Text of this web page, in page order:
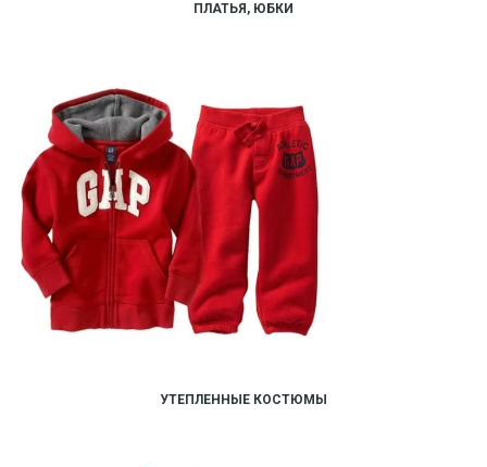
ПЛАТЬЯ, ЮБКИ
УТЕПЛЕННЫЕ КОСТЮМЫ